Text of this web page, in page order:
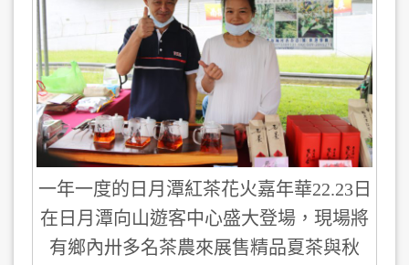
一年一度的日月潭紅茶花火嘉年華22.23日
在日月潭向山遊客中心盛大登場，現場將
有鄉內卅多名茶農來展售精品夏茶與秋